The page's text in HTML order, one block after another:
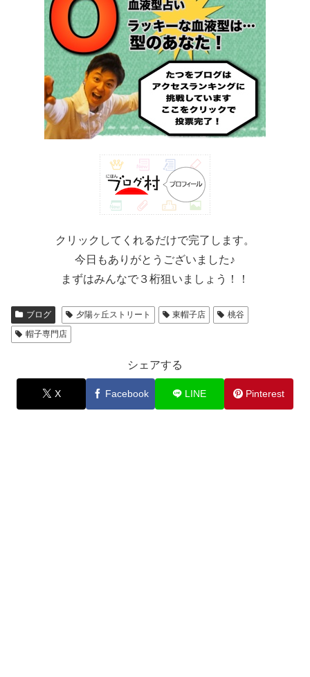
クリックしてくれるだけで完了します。
今日もありがとうございました♪
まずはみんなで３桁狙いましょう！！
ブログ 夕陽ヶ丘ストリート 東帽子店
桃谷
帽子専門店
シェアする
X Facebook LINE Pinterest